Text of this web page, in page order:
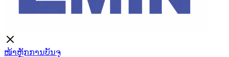
ໜ້າຫຼັກການບັນຈຸ